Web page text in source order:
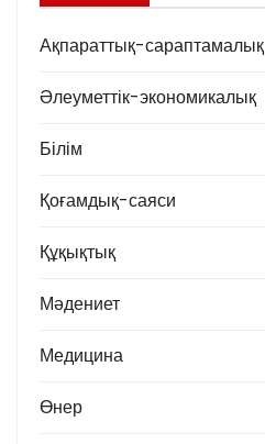
Ақпараттық-сараптамалық
Әлеуметтік-экономикалық
Білім
Қоғамдық-саяси
Құқықтық
Мәдениет
Медицина
Өнер